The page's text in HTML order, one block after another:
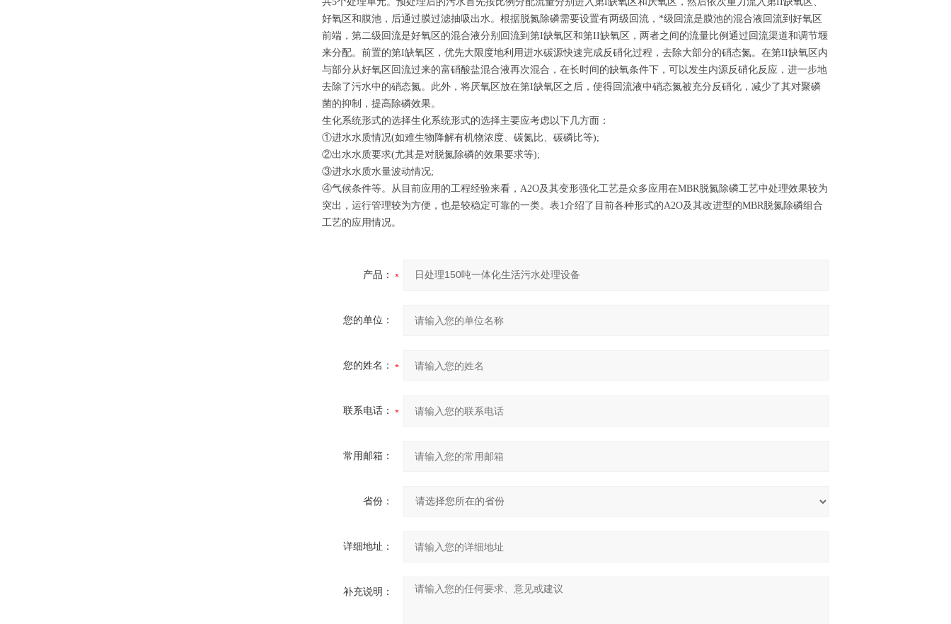
好氧区和膜池，后通过膜过滤抽吸出水。根据脱氮除磷需要设置有两级回流，*级回流是膜池的混合液回流到好氧区
前端，第二级回流是好氧区的混合液分别回流到第I缺氧区和第II缺氧区，两者之间的流量比例通过回流渠道和调节堰
来分配。前置的第I缺氧区，优先大限度地利用进水碳源快速完成反硝化过程，去除大部分的硝态氮。在第II缺氧区内
与部分从好氧区回流过来的富硝酸盐混合液再次混合，在长时间的缺氧条件下，可以发生内源反硝化反应，进一步地
去除了污水中的硝态氮。此外，将厌氧区放在第I缺氧区之后，使得回流液中硝态氮被充分反硝化，减少了其对聚磷
菌的抑制，提高除磷效果。
生化系统形式的选择生化系统形式的选择主要应考虑以下几方面：
①进水水质情况(如难生物降解有机物浓度、碳氮比、碳磷比等);
②出水水质要求(尤其是对脱氮除磷的效果要求等);
③进水水质水量波动情况;
④气候条件等。从目前应用的工程经验来看，A2O及其变形强化工艺是众多应用在MBR脱氮除磷工艺中处理效果较为
突出，运行管理较为方便，也是较稳定可靠的一类。表1介绍了目前各种形式的A2O及其改进型的MBR脱氮除磷组合
工艺的应用情况。
产品：
您的单位：
您的姓名：
联系电话：
常用邮箱：
省份：
详细地址：
补充说明：